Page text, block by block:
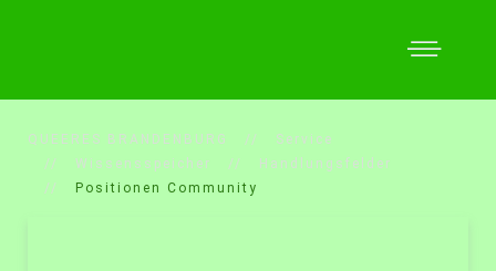
QUEERES BRANDENBURG
Service
Wissensspeicher
Handlungsfelder
Positionen Community